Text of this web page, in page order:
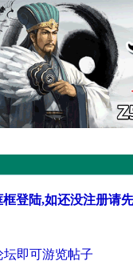
登陆,如还没注册请
即可游览帖子